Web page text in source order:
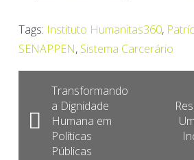
Tags: Instituto Humanitas360,
SENAPPEN, Sistema Carcerário
Transformando
a Dignidade
Humana em
Políticas
Públicas